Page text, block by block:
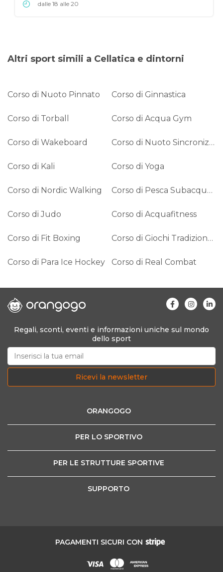
dalle 18 alle 20
Altri sport simili a Cellatica e dintorni
Corso di Nuoto Pinnato Corso di Ginnastica
Corso di Torball Corso di Acqua Gym
Corso di Wakeboard Corso di Nuoto Sincronizzato
Corso di Kali Corso di Yoga
Corso di Nordic Walking Corso di Pesca Subacquea
Corso di Judo Corso di Acquafitness
Corso di Fit Boxing Corso di Giochi Tradizionali
Corso di Para Ice Hockey Corso di Real Combat
Regali, sconti, eventi e informazioni uniche sul mondo
dello sport
Ricevi la newsletter
ORANGOGO
PER LO SPORTIVO
PER LE STRUTTURE SPORTIVE
SUPPORTO
PAGAMENTI SICURI CON